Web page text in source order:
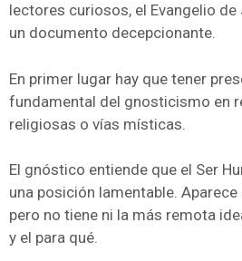
lectores curiosos, el Evangelio
un documento decepcionante.
En primer lugar hay que tener
fundamental del gnosticismo en
religiosas o vías místicas.
El gnóstico entiende que el Ser
una posición lamentable.
pero no tiene ni la más remota
y el para qué.